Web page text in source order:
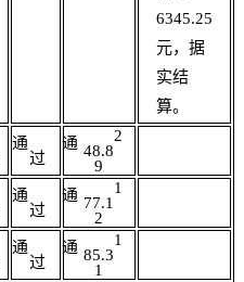
6345.25
元，据
实结
算。
通
通
过
2
48.8
9
通
通
过
1
77.1
2
通
通
过
1
85.3
1